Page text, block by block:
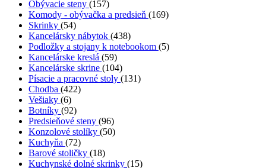
Obývacie steny (157)
Komody - obývačka a predsieň (169)
Skrinky (54)
Kancelársky nábytok (438)
Podložky a stojany k notebookom (5)
Kancelárske kreslá (59)
Kancelárske skrine (104)
Písacie a pracovné stoly (131)
Chodba (422)
Vešiaky (6)
Botníky (92)
Predsieňové steny (96)
Konzolové stolíky (50)
Kuchyňa (72)
Barové stoličky (18)
Kuchynské dolné skrinky (15)